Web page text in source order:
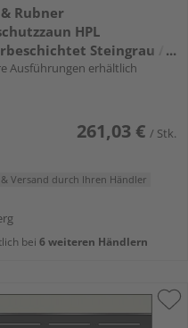
Rubner
HPL
Steingrau /
"elevato®"
Ausführungen erhältlich
261,03 € / Stk.
Versand durch Ihren Händler
bei 6 weiteren Händlern